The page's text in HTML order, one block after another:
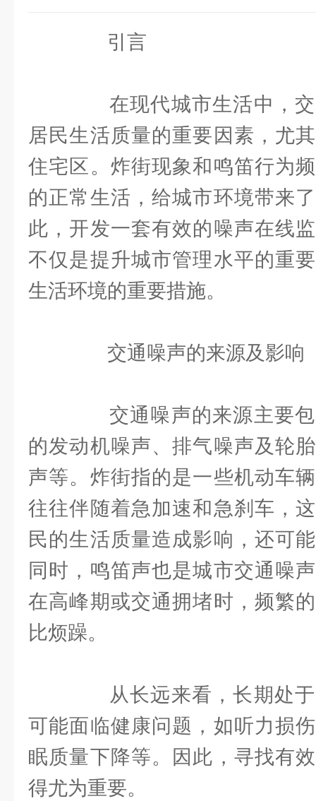
引言
在现代城市生活中，交
居民生活质量的重要因素，尤
住宅区。炸街现象和鸣笛行为
的正常生活，给城市环境带来
此，开发一套有效的噪声在线
不仅是提升城市管理水平的重
生活环境的重要措施。
交通噪声的来源及影响
交通噪声的来源主要包
的发动机噪声、排气噪声及轮
声等。炸街指的是一些机动车
往往伴随着急加速和急刹车，
民的生活质量造成影响，还可
同时，鸣笛声也是城市交通噪
在高峰期或交通拥堵时，频繁
比烦躁。
从长远来看，长期处于
可能面临健康问题，如听力损
眠质量下降等。因此，寻找有
得尤为重要。